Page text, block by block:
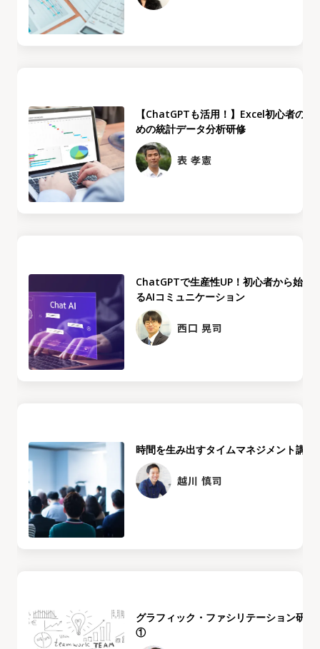
【ChatGPTも活用！】Excel初心者のた
めの統計データ分析研修
表 孝憲
ChatGPTで生産性UP！初心者から始め
るAIコミュニケーション
西口 晃司
時間を生み出すタイムマネジメント講座
越川 慎司
グラフィック・ファシリテーション研修
①